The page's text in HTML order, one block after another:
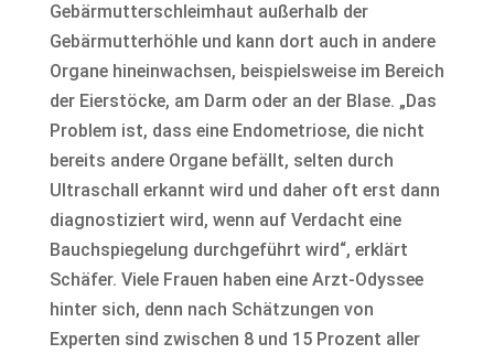
Gebärmutterschleimhaut außerhalb der
Gebärmutterhöhle und kann dort auch in andere
Organe hineinwachsen, beispielsweise im Bereich
der Eierstöcke, am Darm oder an der Blase. „Das
Problem ist, dass eine Endometriose, die nicht
bereits andere Organe befällt, selten durch
Ultraschall erkannt wird und daher oft erst dann
diagnostiziert wird, wenn auf Verdacht eine
Bauchspiegelung durchgeführt wird“, erklärt
Schäfer. Viele Frauen haben eine Arzt-Odyssee
hinter sich, denn nach Schätzungen von
Experten sind zwischen 8 und 15 Prozent aller